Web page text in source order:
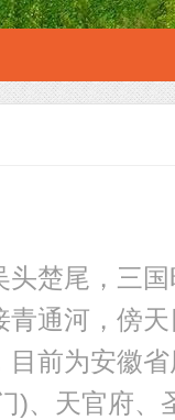
头楚尾，三
青通河，傍
目前为安徽
)、天官府、